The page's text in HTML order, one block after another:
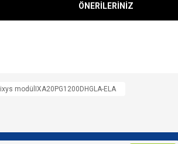
ÖNERİLERİNİZ
ixys modülIXA20PG1200DHGLA-ELA